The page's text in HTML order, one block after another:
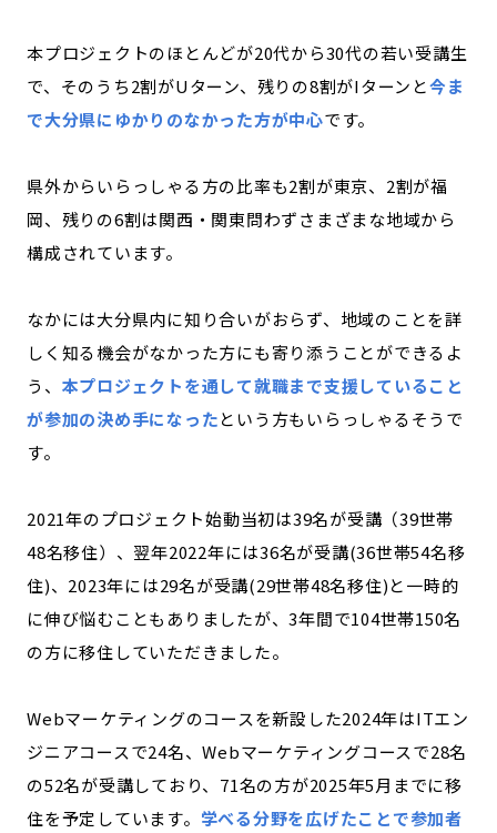
本プロジェクトのほとんどが20代から30代の若い受講生
で、そのうち2割がUターン、残りの8割がIターンと今ま
で大分県にゆかりのなかった方が中心です。
県外からいらっしゃる方の比率も2割が東京、2割が福
岡、残りの6割は関西・関東問わずさまざまな地域から
構成されています。
なかには大分県内に知り合いがおらず、地域のことを詳
しく知る機会がなかった方にも寄り添うことができるよ
う、 本プロジェクトを通して就職まで支援していること
が参加の決め手になったという方もいらっしゃるそうで
す。
2021年のプロジェクト始動当初は39名が受講（39世帯
48名移住）、翌年2022年には36名が受講(36世帯54名移
住)、2023年には29名が受講(29世帯48名移住)と一時的
に伸び悩むこともありましたが、3年間で104世帯150名
の方に移住していただきました。
Webマーケティングのコースを新設した2024年はITエン
ジニアコースで24名、Webマーケティングコースで28名
の52名が受講しており、71名の方が2025年5月までに移
住を予定しています。 学べる分野を広げたことで参加者